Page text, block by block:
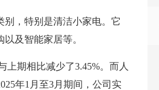
，特别是清洁小家电。它
及智能家居等。
期相比减少了3.45%。而人
年1月至3月期间，公司实